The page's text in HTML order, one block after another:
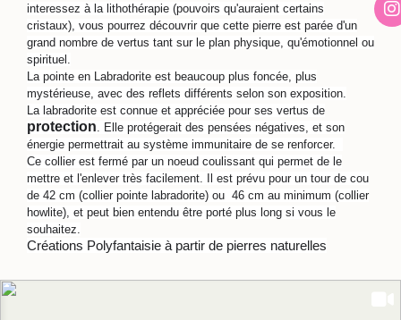
interessez à la lithothérapie (pouvoirs qu'auraient certains
cristaux), vous pourrez découvrir que cette pierre est parée d'un
grand nombre de vertus tant sur le plan physique, qu'émotionnel ou
spirituel.
La pointe en Labradorite est beaucoup plus foncée, plus
mystérieuse, avec des reflets différents selon son exposition.
La labradorite est connue et appréciée pour ses vertus de
protection . Elle protégerait des pensées négatives, et son
énergie permettrait au système immunitaire de se renforcer.
Ce collier est fermé par un noeud coulissant qui permet de le
mettre et l'enlever très facilement. Il est prévu pour un tour de cou
de 42 cm (collier pointe labradorite) ou 46 cm au minimum (collier
howlite), et peut bien entendu être porté plus long si vous le
souhaitez.
Créations Polyfantaisie à partir de pierres naturelles